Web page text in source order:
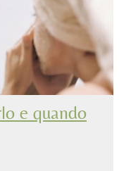
e quando